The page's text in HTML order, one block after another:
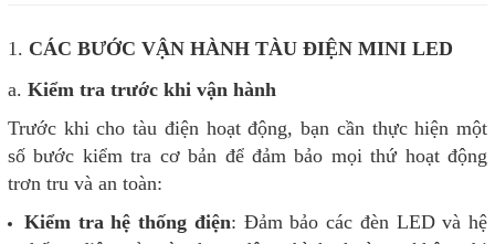
1. CÁC BƯỚC VẬN HÀNH TÀU ĐIỆN MINI LED
a. Kiểm tra trước khi vận hành
Trước khi cho tàu điện hoạt động, bạn cần thực hiện một
số bước kiểm tra cơ bản để đảm bảo mọi thứ hoạt động
trơn tru và an toàn:
Kiểm tra hệ thống điện: Đảm bảo các đèn LED và hệ